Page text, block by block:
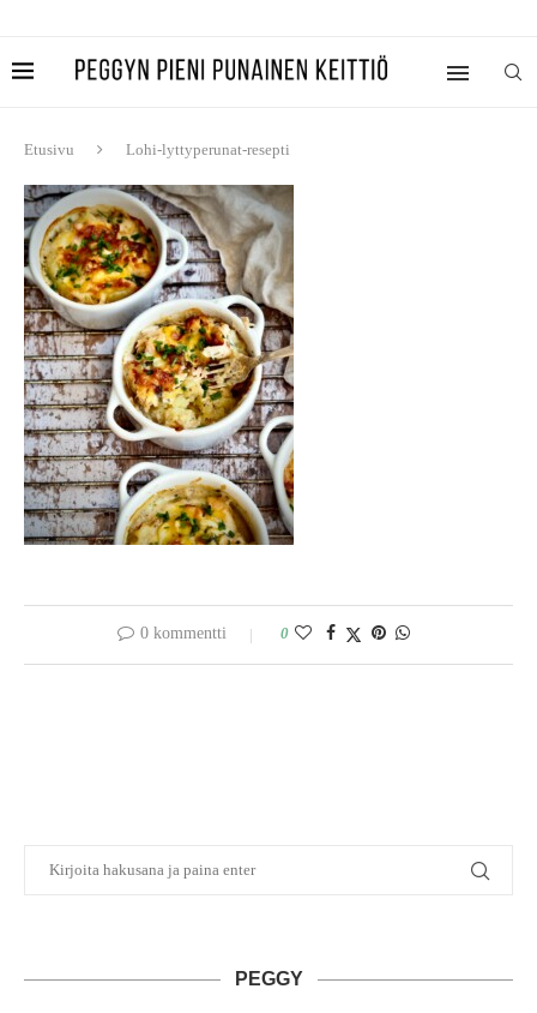
Etusivu Lohi-lyttyperunat-resepti
0 kommentti 0
PEGGY